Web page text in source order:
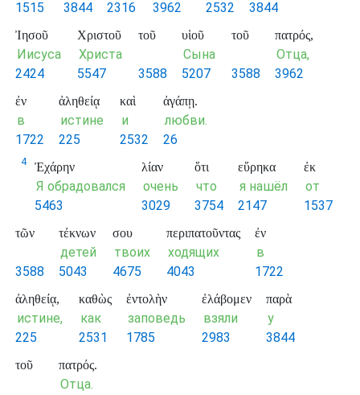
1515
3844
2316
3962
2532
3844
Ἰησοῦ
Иисуса
2424
Χριστοῦ
Христа
5547
τοῦ
3588
υἱοῦ
Сына
5207
τοῦ
3588
πατρός,
Отца,
3962
ἐν
в
1722
ἀληθείᾳ
истине
225
καὶ
и
2532
ἀγάπῃ.
любви.
26
4 Ἐχάρην
Я обрадовался
5463
λίαν
очень
3029
ὅτι
что
3754
εὕρηκα
я нашёл
2147
ἐκ
от
1537
τῶν
3588
τέκνων
детей
5043
σου
твоих
4675
περιπατοῦντας
ходящих
4043
ἐν
в
1722
ἀληθείᾳ,
истине,
225
καθὼς
как
2531
ἐντολὴν
заповедь
1785
ἐλάβομεν
взяли
2983
παρὰ
у
3844
τοῦ πατρός.
Отца.